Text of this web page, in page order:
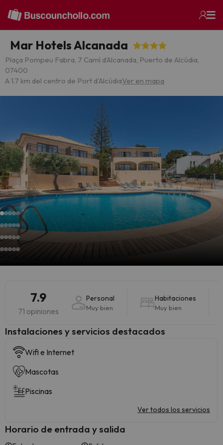
Mar Hotels Alcanada
Plaça Pompeu Fabra, 7 Camí d’Alcanada, Puerto de Alcúdia,
07400
A 1.7 km del centro de Port d'AlcúdiaVer en mapa
7.9
71 opiniones
Personal
Muy bien
Habitaciones
Muy bien
Instalaciones y servicios destacados
Wifi e Internet
Mascotas
Piscinas
Ver todos los servicios
Horario de entrada y salida